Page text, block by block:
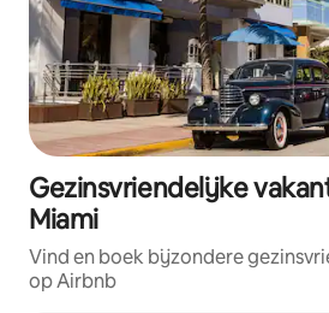
Gezinsvriendelijke
Miami
Vind en boek bijzondere
op Airbnb